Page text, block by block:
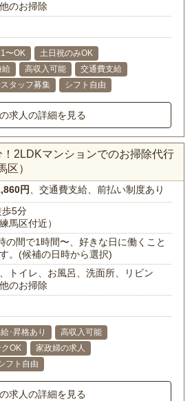
のお掃除
〜OK
土日祝のみOK
給 高収入可能
交通費支給
タッフ募集 シフト自由
求人の詳細を見る
2LDKマンションでのお掃除代行
区）
円、交通費支給、前払い制度あり
歩5分
馬区付近）
の間で1時間〜、好きな日に働くこと
。(候補の日時から選択)
トイレ、お風呂、洗面所、リビン
のお掃除
･昇格あり
高収入可能
OK
家政婦の求人
フト自由
求人の詳細を見る